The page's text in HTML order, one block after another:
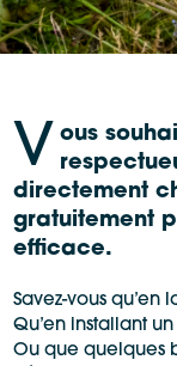
V ous
directement
gratuitement
efficace.
Savez-vous qu’en
Qu’en installant
Ou que quelques